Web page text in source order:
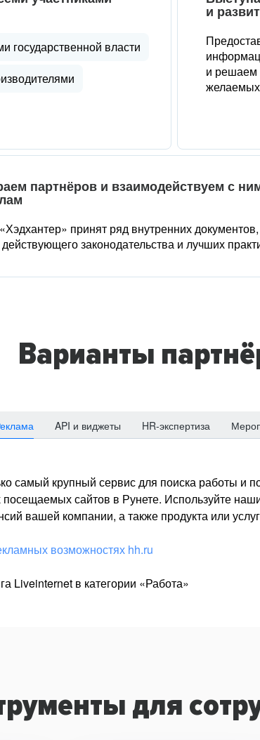
государственной власти
и
и решаем
желаемых
партнёров и взаимодействуем с
принят ряд внутренних
законодательства и лучших
Варианты
API и виджеты HR-экспертиза
самый крупный сервис для поиска работы и
посещаемых сайтов в Рунете. Используйте
вашей компании, а также продукта или
возможностях hh.ru
Liveinternet в категории «Работа»
для